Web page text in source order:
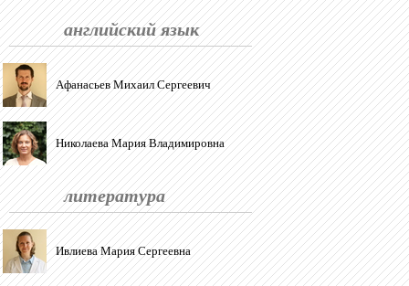
английский язык
Афанасьев Михаил Сергеевич
Николаева Мария Владимировна
литература
Ивлиева Мария Сергеевна